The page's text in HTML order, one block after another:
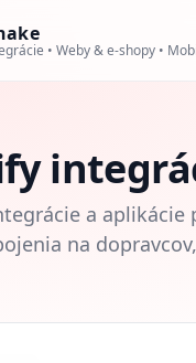
• Weby & e‑shopy •
a aplikácie
na